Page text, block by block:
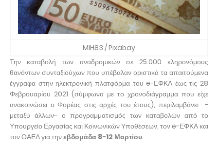
MIH83 / Pixabay
Την καταβολή των αναδρομικών σε 25.000 κληρονόμους
θανόντων συνταξιούχων που υπέβαλαν οριστικά τα απαιτούμενα
έγγραφα στην ηλεκτρονική πλατφόρμα του e-ΕΦΚΑ έως τις 28
Φεβρουαρίου 2021 (σύμφωνα με το χρονοδιάγραμμα που είχε
ανακοινώσει ο Φορέας στις αρχές του έτους), περιλαμβάνει -
μεταξύ άλλων- ο προγραμματισμός των καταβολών από το
Υπουργείο Εργασίας και Κοινωνικών Υποθέσεων, τον e-ΕΦΚΑ και
τον ΟΑΕΔ για τηνεβδομάδα 8-12 Μαρτίου.